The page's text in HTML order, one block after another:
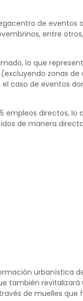
de eventos
entre
lo que
zonas de
caso de eventos
empleos directos, lo
de manera
urbanística
también
de muelles